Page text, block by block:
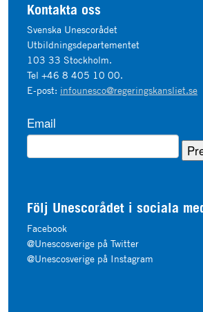
Kontakta oss
Svenska Unescorådet
Utbildningsdepartementet
103 33 Stockholm.
Tel +46 8 405 10 00.
E-post: infounesco@regeringskansliet.se
Email
Följ Unescorådet i sociala
Facebook
@Unescosverige på Twitter
@Unescosverige på Instagram